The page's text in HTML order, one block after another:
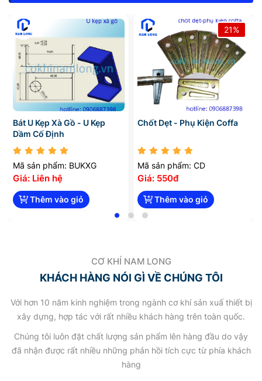
Bát U Kẹp Xà Gồ - U Kẹp
Dầm Cố Định
Mã sản phẩm: BUKXG
Giá: Liên hệ
Thêm vào giỏ
21%
Chốt Dẹt - Phụ Kiện Coffa
Mã sản phẩm: CD
Giá: 550đ
Thêm vào giỏ
CƠ KHÍ NAM LONG
KHÁCH HÀNG NÓI GÌ VỀ CHÚNG TÔI
Với hơn 10 năm kinh nghiệm trong ngành cơ khí sản xuấ thiết bị
xây dựng, hợp tác với rất nhiều khách hàng trên toàn quốc.
Chúng tôi luôn đặt chất lượng sản phẩm lên hàng đầu do vậy
đã nhận được rất nhiều những phản hồi tích cực từ phía khách
hàng